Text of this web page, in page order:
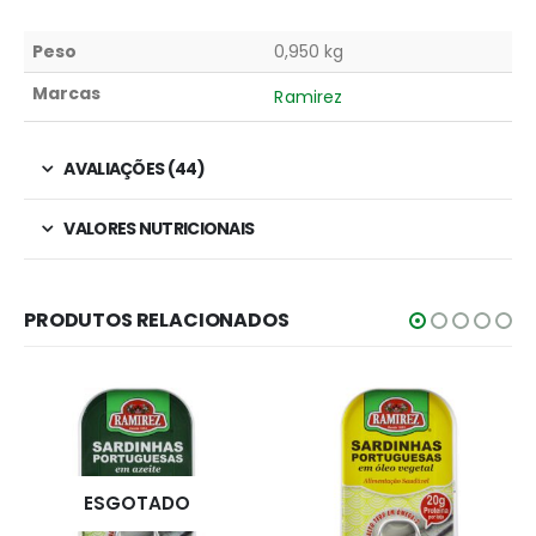
Peso
0,950 kg
Marcas
Ramirez
AVALIAÇÕES (44)
VALORES NUTRICIONAIS
PRODUTOS RELACIONADOS
ESGOTADO